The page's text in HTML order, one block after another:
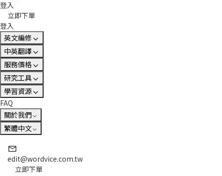
登入
立即下單
登入
英文編修
中英翻譯
服務價格
研究工具
學習資源
FAQ
關於我們
繁體中文
edit@wordvice.com.tw
立即下單